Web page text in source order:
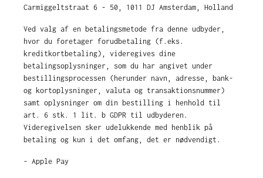
Carmiggeltstraat 6 - 50, 1011 DJ Amsterdam, Holland
Ved valg af en betalingsmetode fra denne udbyder,
hvor du foretager forudbetaling (f.eks.
kreditkortbetaling), videregives dine
betalingsoplysninger, som du har angivet under
bestillingsprocessen (herunder navn, adresse, bank-
og kortoplysninger, valuta og transaktionsnummer)
samt oplysninger om din bestilling i henhold til
art. 6 stk. 1 lit. b GDPR til udbyderen.
Videregivelsen sker udelukkende med henblik på
betaling og kun i det omfang, det er nødvendigt.
- Apple Pay